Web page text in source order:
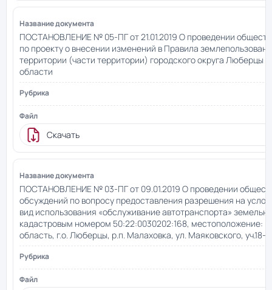
ПОСТАНОВЛЕНИЕ № 05-ПГ от 21.01.2019 О проведении
по проекту о внесении изменений в Правила
территории (части территории) городского округа Люберцы
области
Скачать
ПОСТАНОВЛЕНИЕ № 03-ПГ от 09.01.2019 О проведении
обсуждений по вопросу предоставления разрешения на
вид использования «обслуживание автотранспорта»
кадастровым номером 50:22:0030202:168, местоположение:
область, г.о. Люберцы, р.п. Малаховка, ул. Маяковского, уч.18-Г